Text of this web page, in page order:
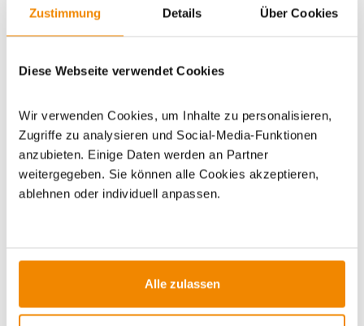
Zustimmung Details Über Cookies
Diese Webseite verwendet Cookies
Wir verwenden Cookies, um Inhalte zu personalisieren,
Zugriffe zu analysieren und Social-Media-Funktionen
anzubieten. Einige Daten werden an Partner
weitergegeben. Sie können alle Cookies akzeptieren,
ablehnen oder individuell anpassen.
Alle zulassen
Artikeldatenblatt drucken
Dieses Produkt finden Sie unter:Grills